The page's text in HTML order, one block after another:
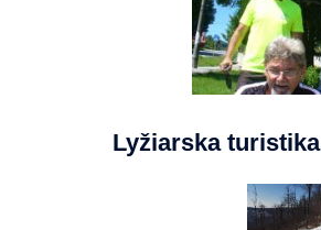
Lyžiarska turistika